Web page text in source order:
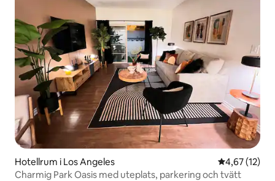
Hotellrum i Los Angeles 4,67 av 5 i
4,67 (12)
Charmig Park Oasis med uteplats, parkering och tvätt